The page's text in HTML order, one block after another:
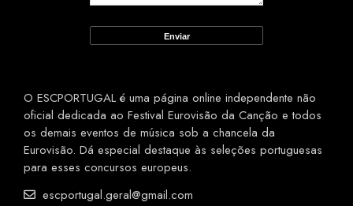
O ESCPORTUGAL é uma página online independente não
oficial dedicada ao Festival Eurovisão da Canção e todos
os demais eventos de música sob a chancela da
Eurovisão. Dá especial destaque às seleções portuguesas
para esses concursos europeus.
escportugal.geral@gmail.com